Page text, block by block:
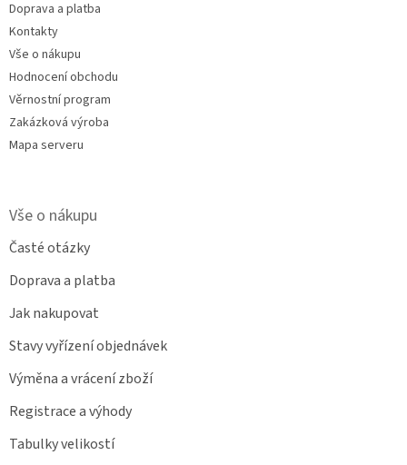
Doprava a platba
Kontakty
Vše o nákupu
Hodnocení obchodu
Věrnostní program
Zakázková výroba
Mapa serveru
Vše o nákupu
Časté otázky
Doprava a platba
Jak nakupovat
Stavy vyřízení objednávek
Výměna a vrácení zboží
Registrace a výhody
Tabulky velikostí